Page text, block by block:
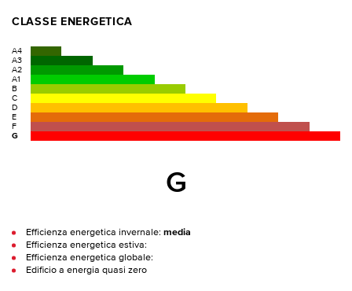
CLASSE ENERGETICA
A4
A3
A2
A1
B
C
D
E
F
G
G
Efficienza energetica invernale: media
Efficienza energetica estiva:
Efficienza energetica globale:
Edificio a energia quasi zero